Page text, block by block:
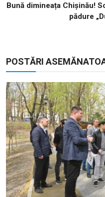
Bună dimineața Chișinău!
pădure
POSTĂRI